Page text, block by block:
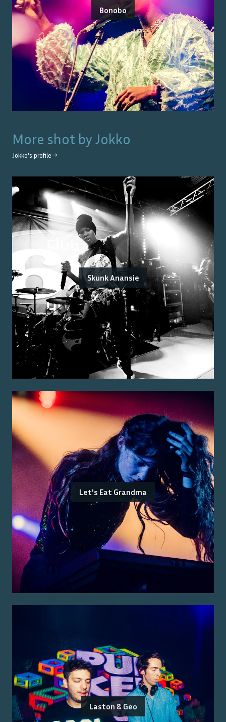
Bonobo
More shot by Jokko
Jokko's profile →
Skunk Anansie
Let's Eat Grandma
Laston & Geo